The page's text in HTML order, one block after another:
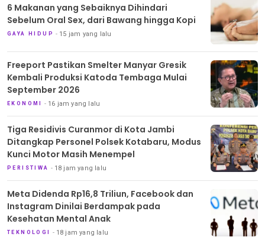
6 Makanan yang Sebaiknya Dihindari
Sebelum Oral Sex, dari Bawang hingga Kopi
GAYA HIDUP 15 jam yang lalu
Freeport Pastikan Smelter Manyar Gresik
Kembali Produksi Katoda Tembaga Mulai
September 2026
EKONOMI 16 jam yang lalu
Tiga Residivis Curanmor di Kota Jambi
Ditangkap Personel Polsek Kotabaru, Modus
Kunci Motor Masih Menempel
PERISTIWA 18 jam yang lalu
Meta Didenda Rp16,8 Triliun, Facebook dan
Instagram Dinilai Berdampak pada
Kesehatan Mental Anak
TEKNOLOGI 18 jam yang lalu